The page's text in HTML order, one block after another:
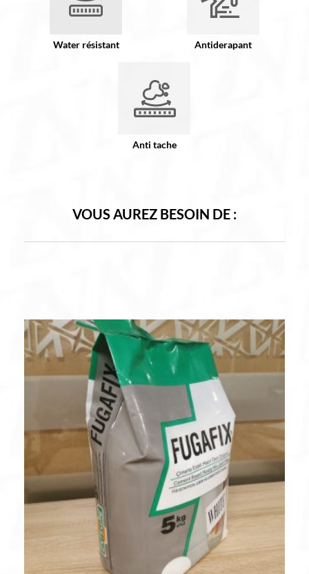
Water résistant Antiderapant
Anti tache
VOUS AUREZ BESOIN DE :